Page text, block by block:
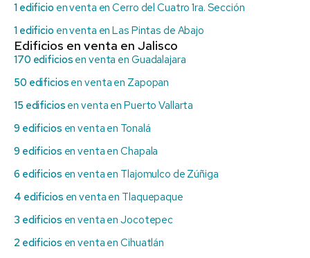
1 edificio en venta en Cerro del Cuatro 1ra. Sección
1 edificio en venta en Las Pintas de Abajo
Edificios en venta en Jalisco
170 edificios en venta en Guadalajara
50 edificios en venta en Zapopan
15 edificios en venta en Puerto Vallarta
9 edificios en venta en Tonalá
9 edificios en venta en Chapala
6 edificios en venta en Tlajomulco de Zúñiga
4 edificios en venta en Tlaquepaque
3 edificios en venta en Jocotepec
2 edificios en venta en Cihuatlán